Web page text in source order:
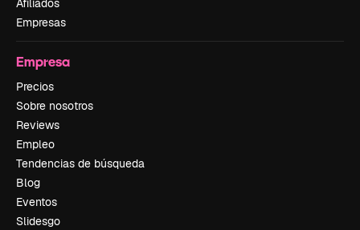
Afiliados
Empresas
Empresa
Precios
Sobre nosotros
Reviews
Empleo
Tendencias de búsqueda
Blog
Eventos
Slidesgo